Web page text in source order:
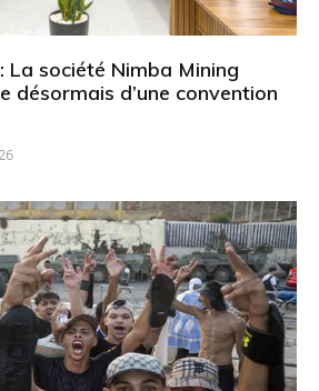
La société Nimba Mining
désormais d’une convention